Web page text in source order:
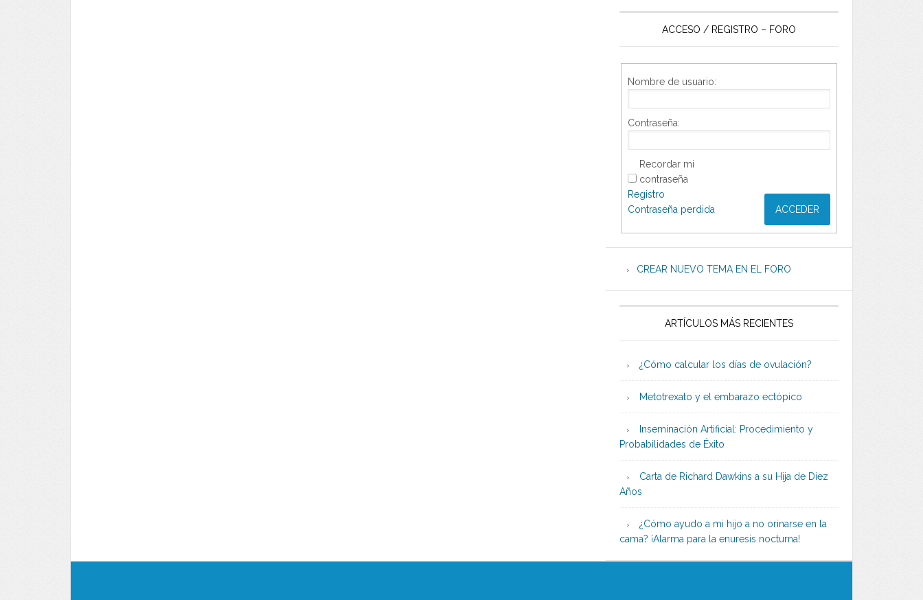
ACCESO / REGISTRO – FORO
Nombre de usuario:
Contraseña:
Recordar mi
contraseña
ACCEDER
Registro
Contraseña perdida
CREAR NUEVO TEMA EN EL FORO
ARTÍCULOS MÁS RECIENTES
¿Cómo calcular los días de ovulación?
Metotrexato y el embarazo ectópico
Inseminación Artificial: Procedimiento y
Probabilidades de Éxito
Carta de Richard Dawkins a su Hija de Diez
Años
¿Cómo ayudo a mi hijo a no orinarse en la
cama? ¡Alarma para la enuresis nocturna!